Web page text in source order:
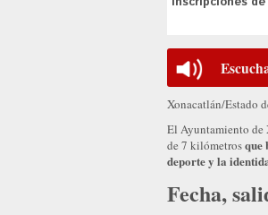
Xonacatlán/Estado
El Ayuntamiento de
de 7 kilómetrosque
deporte y la
Fecha,